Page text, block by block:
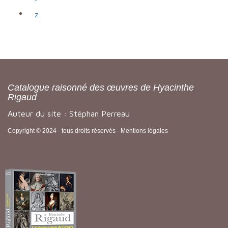
z
Catalogue raisonné des œuvres de Hyacinthe
Rigaud
Auteur du site : Stéphan Perreau
Copyright © 2024 - tous droits réservés - Mentions légales